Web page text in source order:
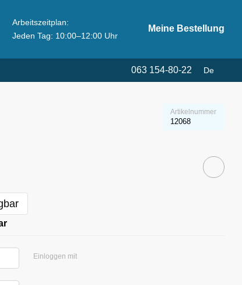
Arbeitszeitplan:
Jeden Tag: 10:00–12:00 Uhr
Meine Bestellung
063 154-80-22 De
Artikelnummer
12068
Einloggen mit